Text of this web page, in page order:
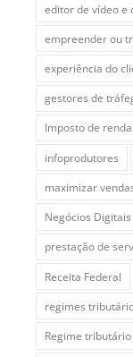
editor de vídeo e
empreender ou
experiência do
gestores de
Imposto de
infoprodutores
maximizar
Negócios Digitais
prestação de
Receita Federal
regimes
Regime tributário